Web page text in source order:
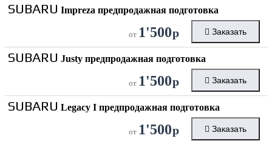
SUBARU Impreza предпродажная подготовка
от 1'500р Заказать
SUBARU Justy предпродажная подготовка
от 1'500р Заказать
SUBARU Legacy I предпродажная подготовка
от 1'500р Заказать